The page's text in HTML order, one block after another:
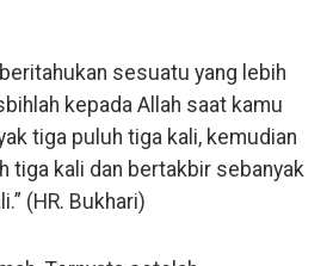
sesuatu yang lebih
kepada Allah saat kamu
tiga puluh tiga kali, kemudian
tiga kali dan bertakbir sebanyak
(HR. Bukhari)